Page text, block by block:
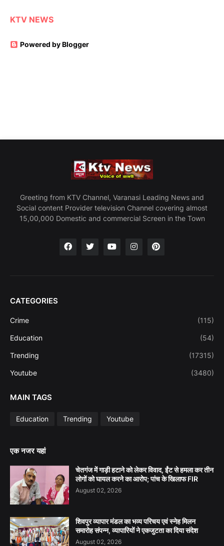
KTV NEWS
Powered by Blogger
Greeting from KTV Channel, Varanasi Leading News and
Social content Provider television Channel covering almost
15,00,000 Domestic and commercial Screen in the Town
CATEGORIES
Crime (115)
Education (54)
Trending (17315)
Youtube (3480)
MAIN TAGS
Education Trending Youtube
एक नजर यहां
चेतगंज में गाड़ी हटाने को लेकर विवाद, ईंट से हमला कर तीन
लोगों को घायल करने का आरोप; पांच के खिलाफ FIR
August 02, 2026
शिवपुर व्यापार मंडल का भव्य परिचय एवं स्नेह मिलन
समारोह संपन्न, व्यापारियों ने एकजुटता का दिया संदेश
August 02, 2026